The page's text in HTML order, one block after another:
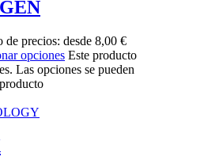
de precios: desde 8,00 €
opciones Este producto
Las opciones se pueden